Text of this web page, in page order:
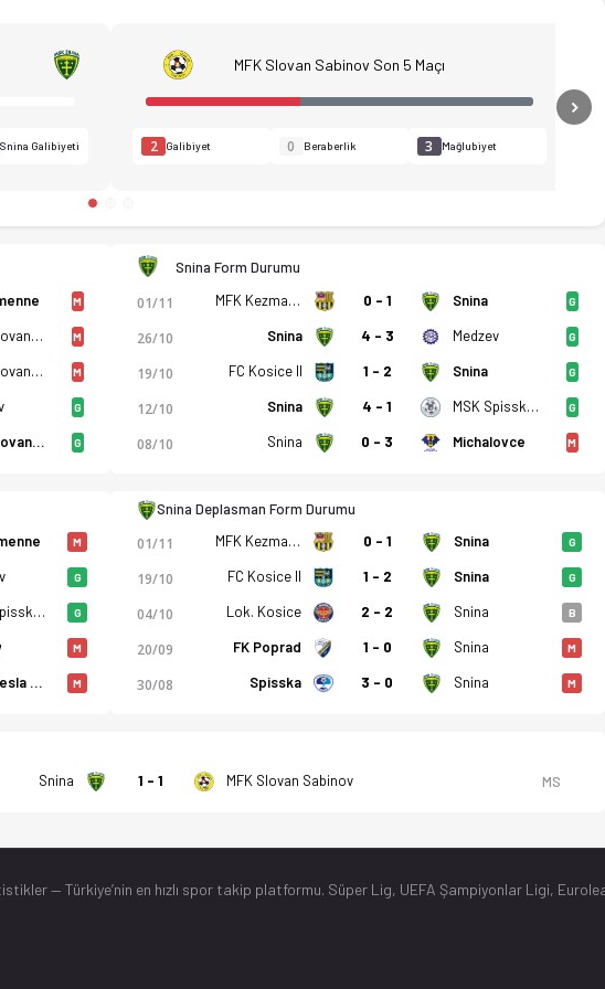
kadro, istatistikler, puan durumu ve iddaa oranları Ofsayt'ta.
Snina Galibiyeti
MFK Slovan Sabinov Son 5 Maçı
2 Galibiyet 0 Beraberlik 3 Mağlubiyet
M
MFK Slovan Sabinov M
MFK Slovan Sabinov M
G
MFK Slovan Sabinov G
Snina Form Durumu
01/11 MFK Kezmarok 0 - 1 Snina G
26/10 Snina 4 - 3 Medzev G
19/10 FC Kosice II 1 - 2 Snina G
12/10 Snina 4 - 1 MSK Spisske Podhradie G
08/10 Snina 0 - 3 Michalovce M
M
G
MSK Spisske Podhradie G
M
MSK Tesla Stropkov M
Snina Deplasman Form Durumu
01/11 MFK Kezmarok 0 - 1 Snina G
19/10 FC Kosice II 1 - 2 Snina G
04/10 Lok. Kosice 2 - 2 Snina B
20/09 FK Poprad 1 - 0 Snina M
30/08 Spisska 3 - 0 Snina M
Snina 1 - 1 MFK Slovan Sabinov MS
— Türkiye’nin en hızlı spor takip platformu. Süper Lig, UEFA Şampiyonlar Ligi,